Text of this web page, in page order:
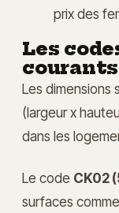
prix des
Les
courants
Les dimensions
(largeur x
dans les
Le code CK02
surfaces